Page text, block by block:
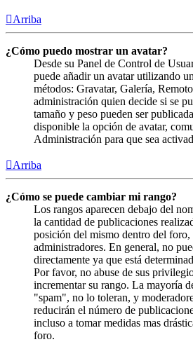
Arriba
¿Cómo puedo mostrar un avatar?
Desde su Panel de Control de
puede añadir un avatar utilizando
métodos: Gravatar, Galería,
administración quien decide si se
tamaño y peso pueden ser
disponible la opción de avatar,
Administración para que sea
Arriba
¿Cómo se puede cambiar mi rango?
Los rangos aparecen debajo del
la cantidad de publicaciones
posición del mismo dentro del foro,
administradores. En general, no
directamente ya que está
Por favor, no abuse de sus
incrementar su rango. La mayoría
"spam", no lo toleran, y
reducirán el número de
incluso a tomar medidas mas
foro.